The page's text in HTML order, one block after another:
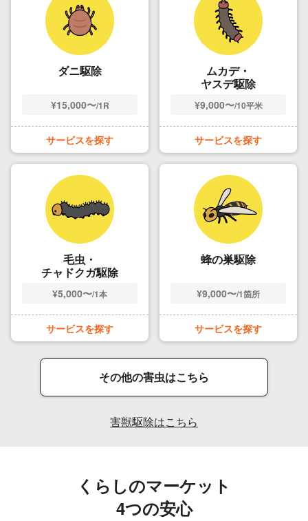
した！
利用時期：2026年3月
口コミ｜くらしのマーケット
ダニ駆除
¥15,000〜/1R
サービスを探す
ムカデ・
ヤスデ駆除
¥9,000〜/10平米
サービスを探す
毛虫・
チャドクガ駆除
¥5,000〜/1本
サービスを探す
蜂の巣駆除
¥9,000〜/1箇所
サービスを探す
その他の害虫はこちら
害獣駆除はこちら
くらしのマーケット
4つの安心